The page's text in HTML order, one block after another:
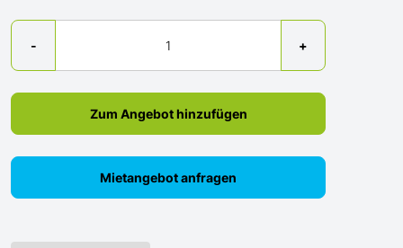
-
Menge
+
Zum Angebot hinzufügen
Mietangebot anfragen